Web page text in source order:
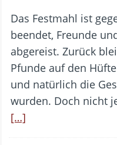
Das Festmahl ist
beendet, Freunde
abgereist. Zurück
Pfunde auf den
und natürlich die
wurden. Doch nicht
[…]